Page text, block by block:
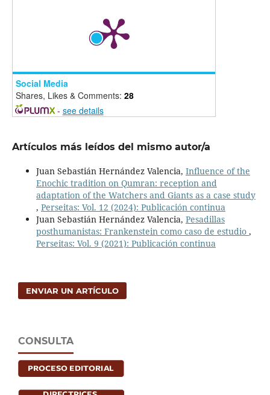
Social Media
Shares, Likes & Comments: 28
- see details
Artículos más leídos del mismo autor/a
Juan Sebastián Hernández Valencia, Influence of the
Enochic tradition on Qumran: reception and
adaptation of the Watchers and Giants as a case study
, Perseitas: Vol. 12 (2024): Publicación continua
Juan Sebastián Hernández Valencia, Pesadillas
posthumanistas: Frankenstein como caso de estudio ,
Perseitas: Vol. 9 (2021): Publicación continua
ENVIAR UN ARTÍCULO
CONSULTA